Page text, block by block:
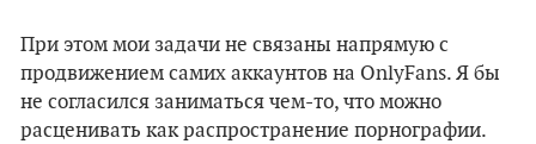
При этом мои задачи не связаны напрямую с
продвижением самих аккаунтов на OnlyFans. Я бы
не согласился заниматься чем-то, что можно
расценивать как распространение порнографии.